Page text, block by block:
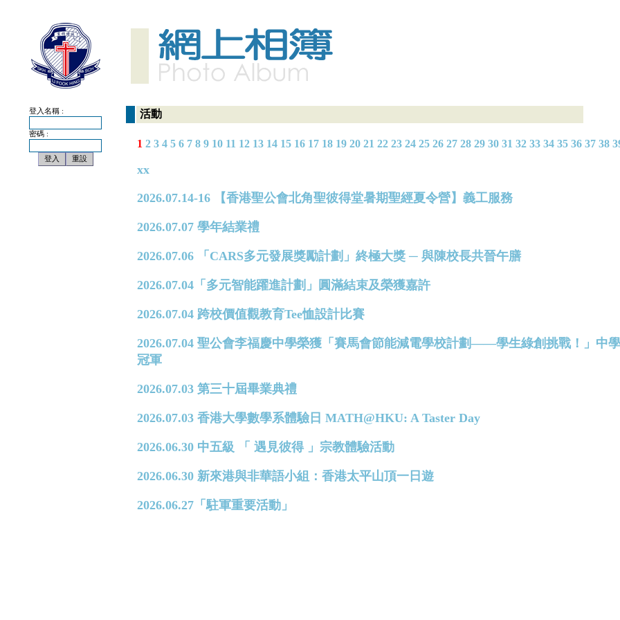
登入名稱 :
密碼 :
活動
1 2 3 4 5 6 7 8 9 10 11 12 13 14 15 16 17 18 19 20 21 22 23 24 25 26 27 28 29 30 31 32 33 34 35 36 37 38
xx
2026.07.14-16 【香港聖公會北角聖彼得堂暑期聖經夏令營】義工服務
2026.07.07 學年結業禮
2026.07.06 「CARS多元發展獎勵計劃」終極大獎 ─ 與陳校長共晉午膳
2026.07.04「多元智能躍進計劃」圓滿結束及榮獲嘉許
2026.07.04 跨校價值觀教育Tee恤設計比賽
2026.07.04 聖公會李福慶中學榮獲「賽馬會節能減電學校計劃——學生綠創挑戰！」中
冠軍
2026.07.03 第三十屆畢業典禮
2026.07.03 香港大學數學系體驗日 MATH@HKU: A Taster Day
2026.06.30 中五級 「 遇見彼得 」宗教體驗活動
2026.06.30 新來港與非華語小組：香港太平山頂一日遊
2026.06.27「駐軍重要活動」